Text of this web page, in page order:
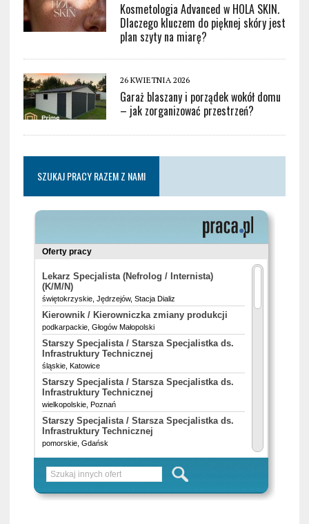
Kosmetologia Advanced w HOLA SKIN.
Dlaczego kluczem do pięknej skóry jest
plan szyty na miarę?
26 KWIETNIA 2026
Garaż blaszany i porządek wokół domu
– jak zorganizować przestrzeń?
SZUKAJ PRACY RAZEM Z NAMI